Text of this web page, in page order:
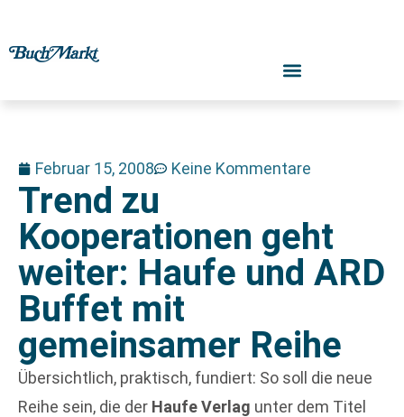
Februar 15, 2008 Keine Kommentare
Trend zu
Kooperationen geht
weiter: Haufe und ARD
Buffet mit
gemeinsamer Reihe
Übersichtlich, praktisch, fundiert: So soll die neue
Reihe sein, die der Haufe Verlag unter dem Titel